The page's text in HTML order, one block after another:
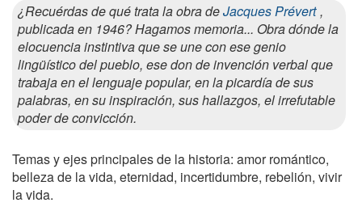
¿Recuérdas de qué trata la obra deJacques Prévert ,
publicada en 1946? Hagamos memoria... Obra dónde la
elocuencia instintiva que se une con ese genio
lingüístico del pueblo, ese don de invención verbal que
trabaja en el lenguaje popular, en la picardía de sus
palabras, en su inspiración, sus hallazgos, el irrefutable
poder de convicción.
Temas y ejes principales de la historia: amor romántico,
belleza de la vida, eternidad, incertidumbre, rebelión, vivir
la vida.